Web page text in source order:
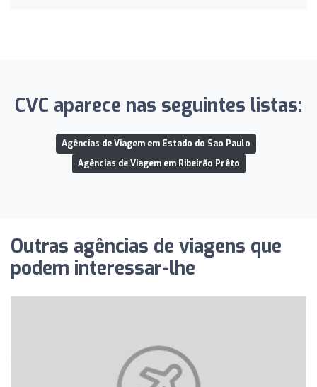
CVC aparece nas seguintes listas:
Agências de Viagem em Estado do Sao Paulo
Agências de Viagem em Ribeirão Prêto
Outras agências de viagens que
podem interessar-lhe